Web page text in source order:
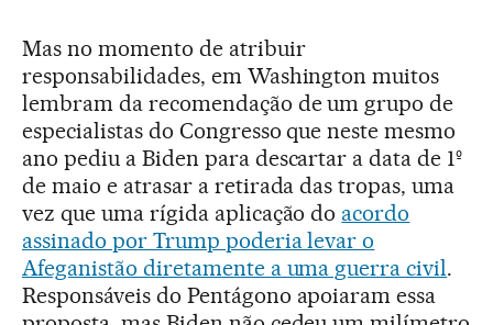
Mas no momento de atribuir
responsabilidades, em Washington muitos
lembram da recomendação de um grupo de
especialistas do Congresso que neste mesmo
ano pediu a Biden para descartar a data de 1º
de maio e atrasar a retirada das tropas, uma
vez que uma rígida aplicação do acordo
assinado por Trump poderia levar o
Afeganistão diretamente a uma guerra civil.
Responsáveis do Pentágono apoiaram essa